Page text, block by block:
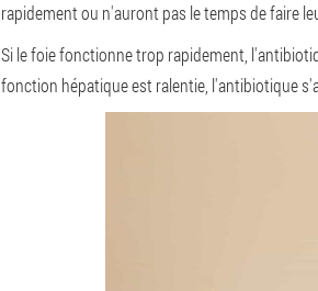
rapidement ou n'auront pas le temps de faire
Si le foie fonctionne trop rapidement,
fonction hépatique est ralentie, l'antibiotique